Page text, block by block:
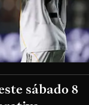
sábado 8